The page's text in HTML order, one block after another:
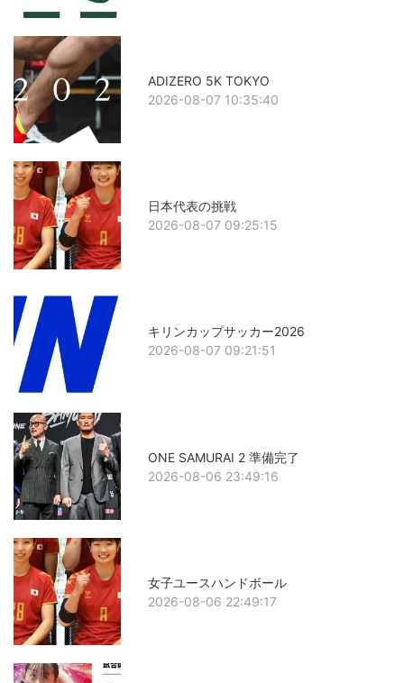
ADIZERO 5K TOKYO
2026-08-07 10:35:40
日本代表の挑戦
2026-08-07 09:25:15
キリンカップサッカー2026
2026-08-07 09:21:51
ONE SAMURAI 2 準備完了
2026-08-06 23:49:16
女子ユースハンドボール
2026-08-06 22:49:17